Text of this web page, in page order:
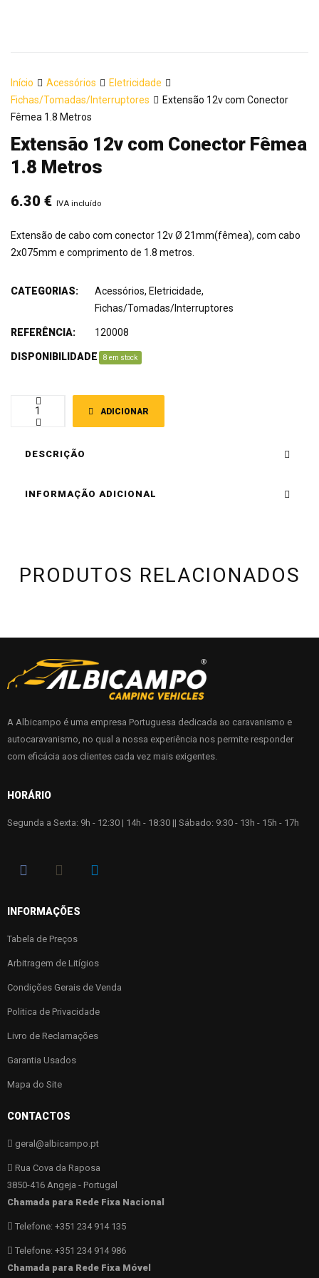
Início Acessórios
Eletricidade
Fichas/Tomadas/Interruptores
Extensão 12v com Conector
Fêmea 1.8 Metros
Extensão 12v com Conector Fêmea
1.8 Metros
6.30 € IVA incluído
Extensão de cabo com conector 12v Ø 21mm(fêmea), com cabo
2x075mm e comprimento de 1.8 metros.
ADICIONAR
CATEGORIAS: Acessórios, Eletricidade,
Fichas/Tomadas/Interruptores
REFERÊNCIA: 120008
DISPONIBILIDADE: 8 em stock
DESCRIÇÃO
INFORMAÇÃO ADICIONAL
PRODUTOS RELACIONADOS
A Albicampo é uma empresa Portuguesa dedicada ao caravanismo e
autocaravanismo, no qual a nossa experiência nos permite responder
com eficácia aos clientes cada vez mais exigentes.
HORÁRIO
Segunda a Sexta: 9h - 12:30 | 14h - 18:30 || Sábado: 9:30 - 13h - 15h - 17h
INFORMAÇÕES
Tabela de Preços
Arbitragem de Litígios
Condições Gerais de Venda
Politica de Privacidade
Livro de Reclamações
Garantia Usados
Mapa do Site
CONTACTOS
geral@albicampo.pt
Rua Cova da Raposa
3850-416 Angeja - Portugal
Chamada para Rede Fixa Nacional
Telefone: +351 234 914 135
Telefone: +351 234 914 986
Chamada para Rede Fixa Móvel